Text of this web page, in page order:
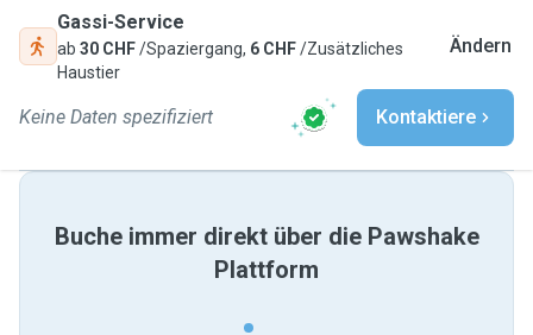
Gassi-Service
ab 30 CHF/Spaziergang, 6 CHF/Zusätzliches
Haustier
Ändern
Keine Daten spezifiziert Kontaktiere
Buche immer direkt über die Pawshake
Plattform